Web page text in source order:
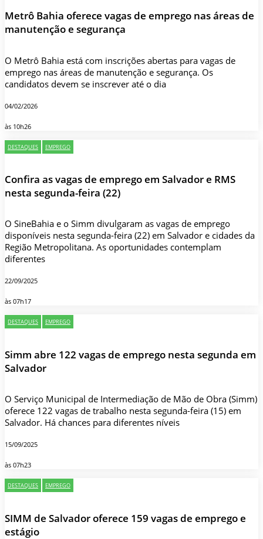
Metrô Bahia oferece vagas de emprego nas áreas de
manutenção e segurança
O Metrô Bahia está com inscrições abertas para vagas de
emprego nas áreas de manutenção e segurança. Os
candidatos devem se inscrever até o dia
04/02/2026
às 10h26
DESTAQUES EMPREGO
Confira as vagas de emprego em Salvador e RMS
nesta segunda-feira (22)
O SineBahia e o Simm divulgaram as vagas de emprego
disponíveis nesta segunda-feira (22) em Salvador e cidades da
Região Metropolitana. As oportunidades contemplam
diferentes
22/09/2025
às 07h17
DESTAQUES EMPREGO
Simm abre 122 vagas de emprego nesta segunda em
Salvador
O Serviço Municipal de Intermediação de Mão de Obra (Simm)
oferece 122 vagas de trabalho nesta segunda-feira (15) em
Salvador. Há chances para diferentes níveis
15/09/2025
às 07h23
DESTAQUES EMPREGO
SIMM de Salvador oferece 159 vagas de emprego e
estágio